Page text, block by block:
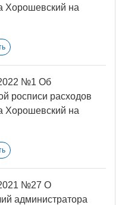
Хорошевский на
№1 Об
росписи расходов
Хорошевский на
№27 О
администратора